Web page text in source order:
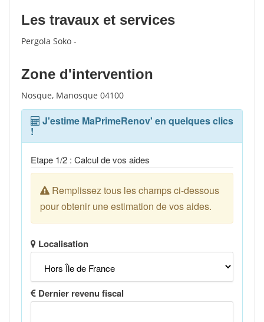
Les travaux et services
Pergola Soko -
Zone d'intervention
Nosque, Manosque 04100